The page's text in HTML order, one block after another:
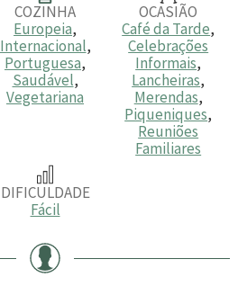
COZINHA
Europeia,
Internacional,
Portuguesa,
Saudável,
Vegetariana
OCASIÃO
Café da Tarde,
Celebrações
Informais,
Lancheiras,
Merendas,
Piqueniques,
Reuniões
Familiares
DIFICULDADE
Fácil